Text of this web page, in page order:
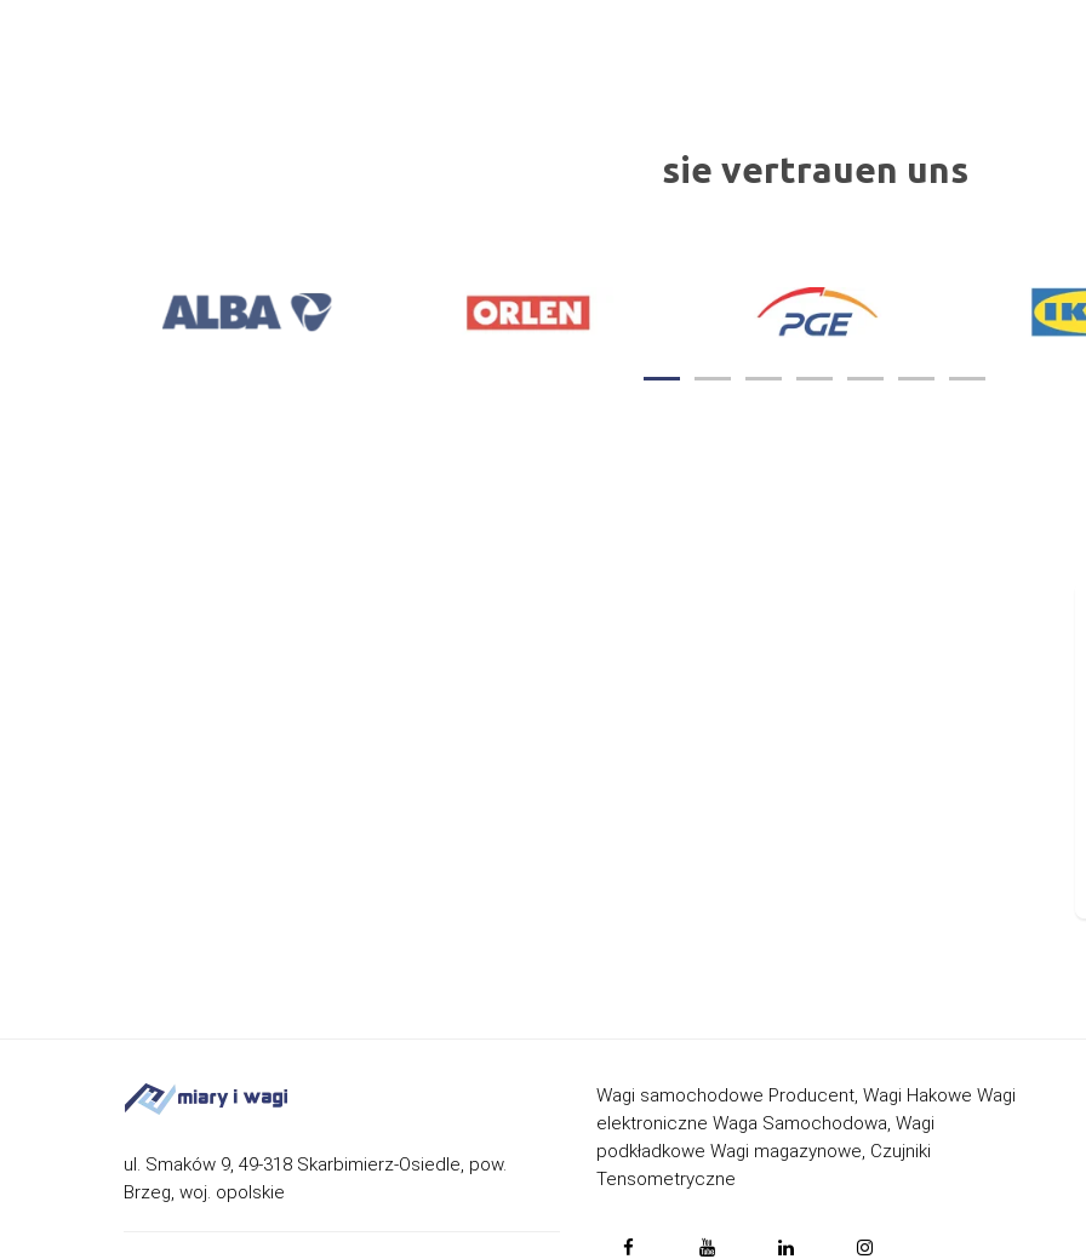
sie vertrauen uns
ul. Smaków 9, 49-318 Skarbimierz-Osiedle, pow.
Brzeg, woj. opolskie
Wagi samochodowe Producent, Wagi Hakowe Wagi
elektroniczne Waga Samochodowa, Wagi
podkładkowe Wagi magazynowe, Czujniki
Tensometryczne